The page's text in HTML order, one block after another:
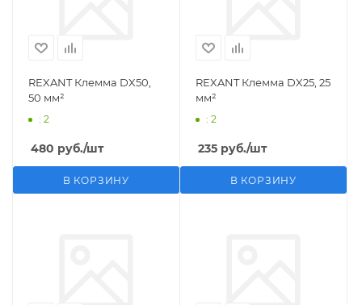
REXANT Клемма DX50,
50 мм²
: 2
480 руб./шт
В КОРЗИНУ
REXANT Клемма DX25, 25
мм²
: 2
235 руб./шт
В КОРЗИНУ